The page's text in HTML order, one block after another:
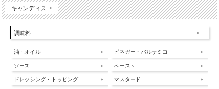
キャンディス
調味料
油・オイル
ソース
ドレッシング・トッピング
ビネガー・バルサミコ
ペースト
マスタード